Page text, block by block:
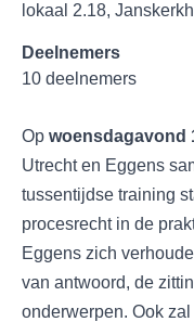
lokaal 2.18,
Deelnemers
10 deelnemers
Op woensdagavond
Utrecht en Eggens
tussentijdse training
procesrecht in de
Eggens zich
van antwoord, de
onderwerpen. Ook